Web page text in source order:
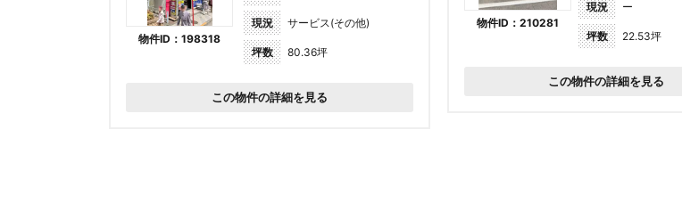
物件ID：198318
現況 サービス(その他)
坪数 80.36坪
この物件の詳細を見る
物件ID：210281
現況 ー
坪数 22.53坪
この物件の詳細を見る